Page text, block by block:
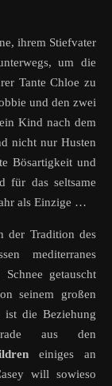
ihrem Stiefvater
um die
Tante Chloe zu
und den zwei
Kind nach dem
nicht nur Husten
Bösartigkeit und
für das seltsame
als Einzige …
der Tradition des
mediterranes
getauscht
seinem großen
ist die Beziehung
aus den
einiges an
will sowieso